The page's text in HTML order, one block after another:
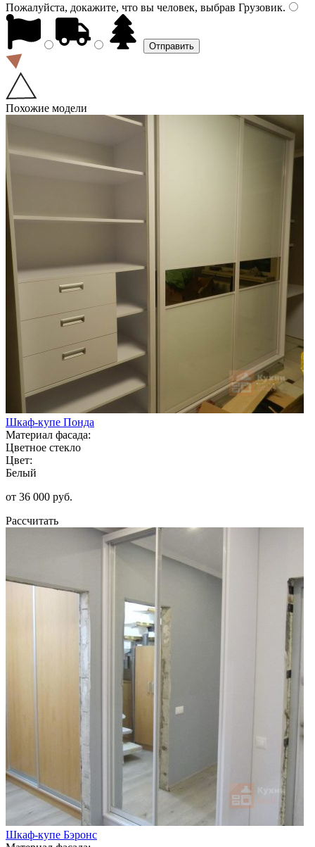
Пожалуйста, докажите, что вы человек, выбрав Грузовик.
Похожие модели
Шкаф-купе Понда
Материал фасада:
Цветное стекло
Цвет:
Белый
от 36 000 руб.
Рассчитать
Шкаф-купе Бэронс